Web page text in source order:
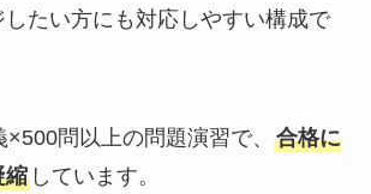
たい方にも対応しやすい構成で
問以上の問題演習で、 合格に
縮しています。